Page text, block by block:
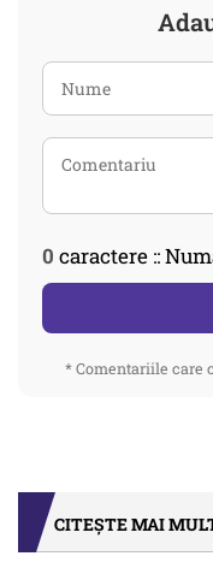
0 caractere ::
* Comentariile care
CITEȘTE MAI